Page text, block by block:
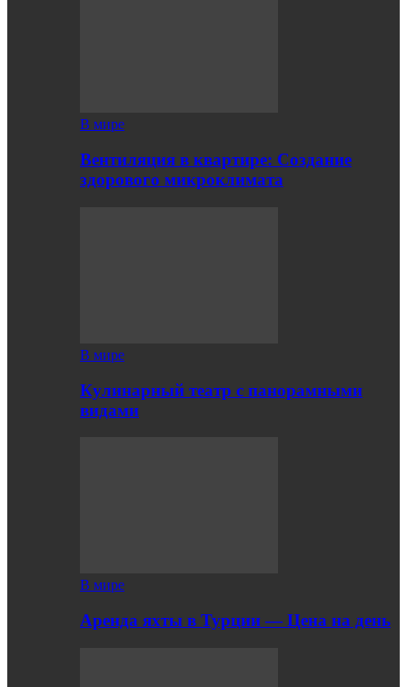
В мире
Вентиляция в квартире: Создание
здорового микроклимата
В мире
Кулинарный театр с панорамными
видами
В мире
Аренда яхты в Турции — Цена на день